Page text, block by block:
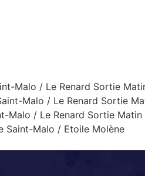
Malo / Le Renard Sortie
Malo / Le Renard Sortie
Malo / Le Renard Sortie
Saint-Malo / Etoile Molène